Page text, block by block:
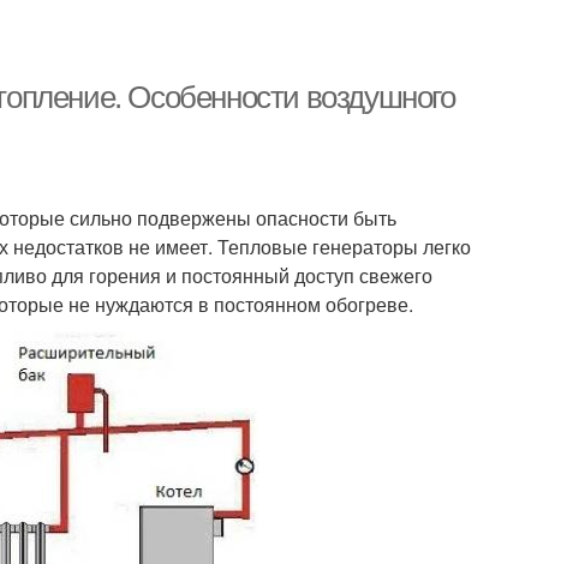
Особенности воздушного
сильно подвержены опасности быть
не имеет. Тепловые генераторы легко
для горения и постоянный доступ свежего
не нуждаются в постоянном обогреве.